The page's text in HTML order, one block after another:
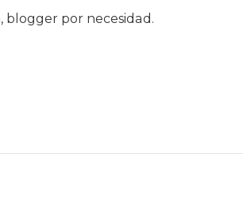
blogger por necesidad.